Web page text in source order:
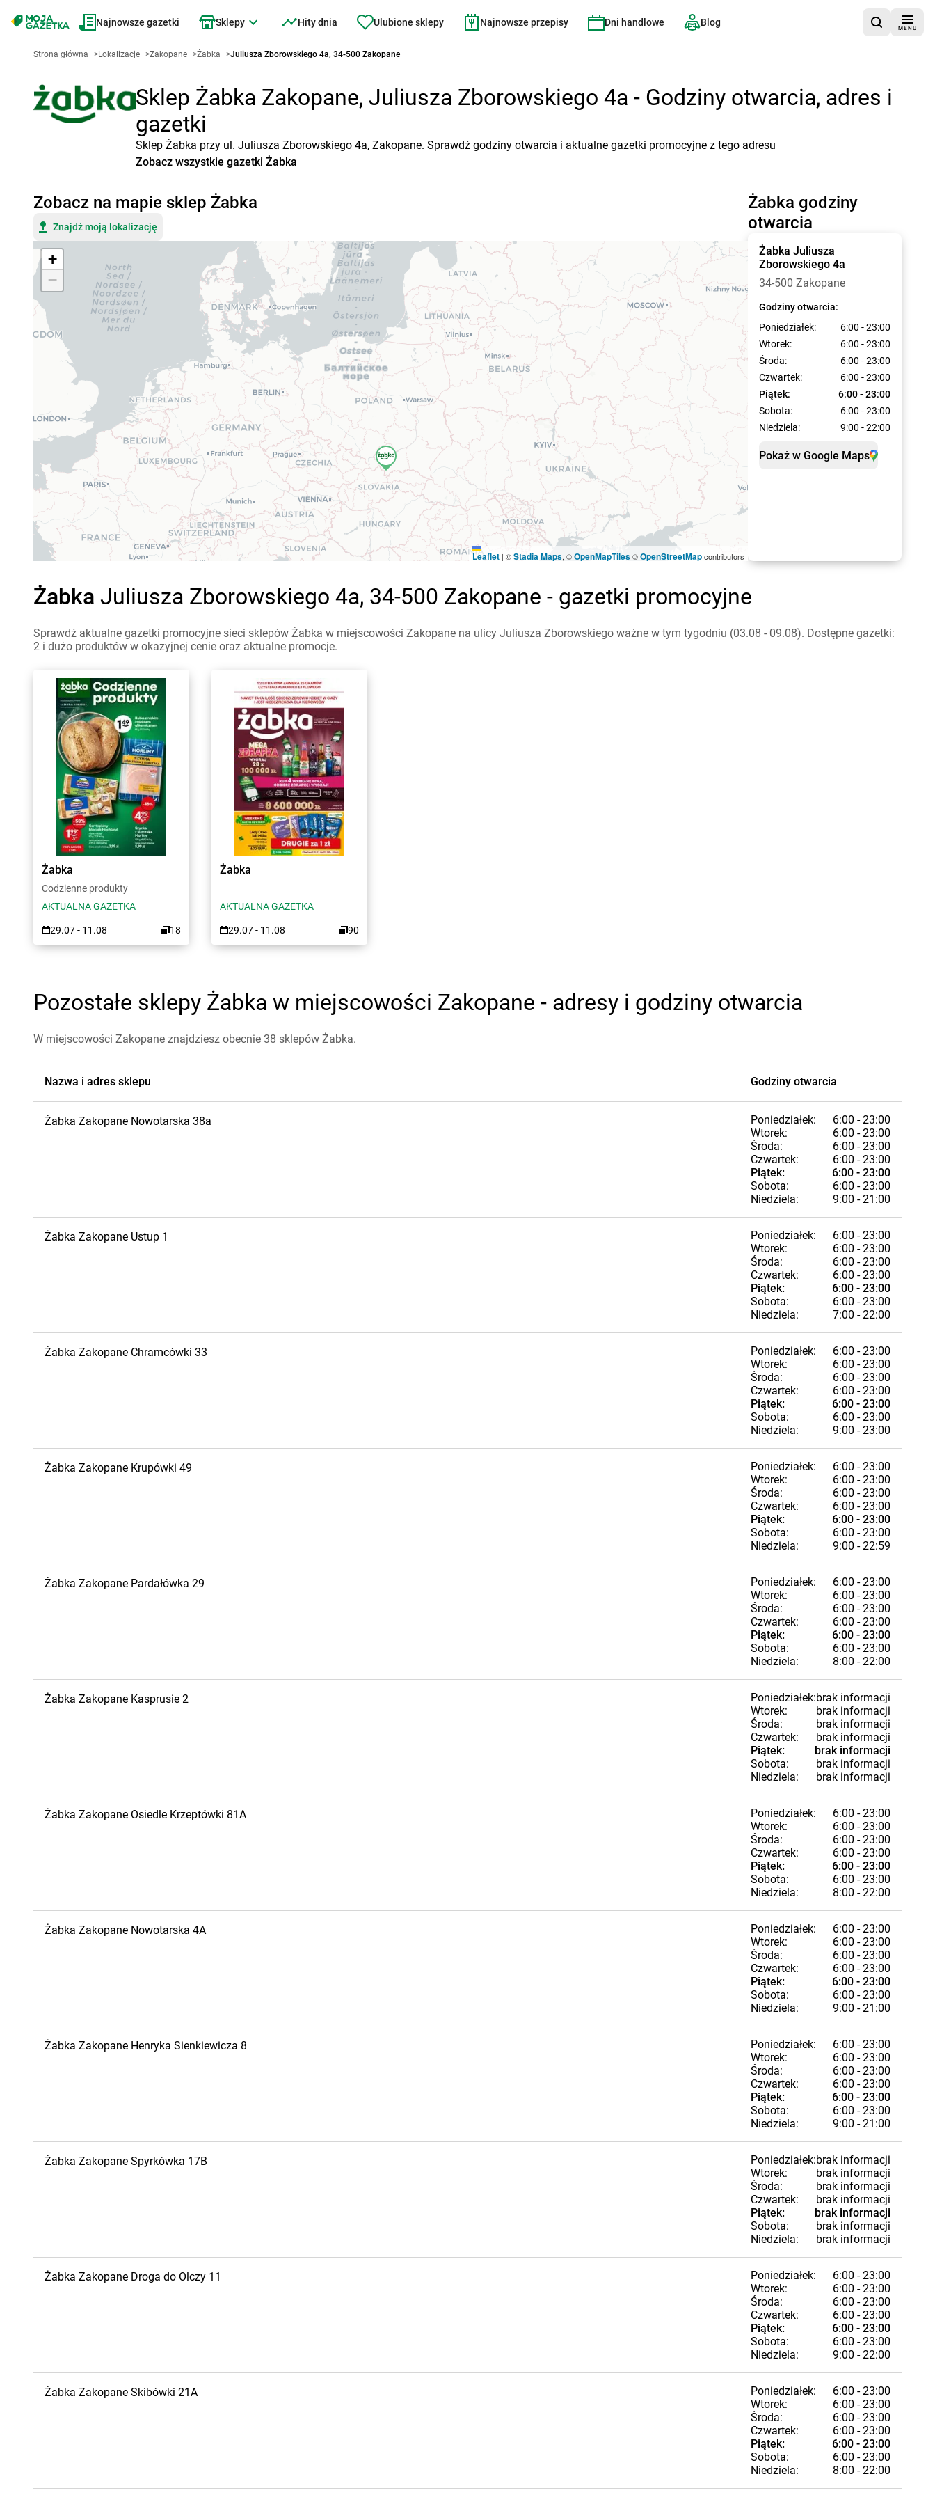
Najnowsze gazetki Sklepy Hity dnia Ulubione sklepy Najnowsze przepisy Dni handlowe Blog
MENU
Strona główna >Lokalizacje >Zakopane >Żabka >Juliusza Zborowskiego 4a, 34-500 Zakopane
Sklep Żabka Zakopane, Juliusza Zborowskiego 4a - Godziny otwarcia, adres i
gazetki
Sklep Żabka przy ul. Juliusza Zborowskiego 4a, Zakopane. Sprawdź godziny otwarcia i aktualne gazetki promocyjne z tego adresu
Zobacz wszystkie gazetki Żabka
Żabka godziny
otwarcia
Żabka Juliusza
Zborowskiego 4a
34-500 Zakopane
Godziny otwarcia:
Poniedziałek:
6:00 - 23:00
Wtorek:
6:00 - 23:00
Środa:
6:00 - 23:00
Czwartek:
6:00 - 23:00
Piątek:
6:00 - 23:00
Sobota:
6:00 - 23:00
Niedziela:
9:00 - 22:00
Pokaż w Google Maps
Zobacz na mapie sklep Żabka
Znajdź moją lokalizację
+
−
Leaflet | ©Stadia Maps, ©OpenMapTiles©OpenStreetMapcontributors
Żabka Juliusza Zborowskiego 4a, 34-500 Zakopane - gazetki promocyjne
Sprawdź aktualne gazetki promocyjne sieci sklepów Żabka w miejscowości Zakopane na ulicy Juliusza Zborowskiego ważne w tym tygodniu (03.08 - 09.08). Dostępne gazetki:
2 i dużo produktów w okazyjnej cenie oraz aktualne promocje.
Żabka
Codzienne produkty
AKTUALNA GAZETKA
29.07 - 11.08 18
Żabka
AKTUALNA GAZETKA
29.07 - 11.08 90
Pozostałe sklepy Żabka w miejscowości Zakopane - adresy i godziny otwarcia
W miejscowości Zakopane znajdziesz obecnie 38 sklepów Żabka.
Nazwa i adres sklepu Godziny otwarcia
Żabka Zakopane Nowotarska 38a Poniedziałek:
6:00 - 23:00
Wtorek:
6:00 - 23:00
Środa:
6:00 - 23:00
Czwartek:
6:00 - 23:00
Piątek:
6:00 - 23:00
Sobota:
6:00 - 23:00
Niedziela:
9:00 - 21:00
Żabka Zakopane Ustup 1 Poniedziałek:
6:00 - 23:00
Wtorek:
6:00 - 23:00
Środa:
6:00 - 23:00
Czwartek:
6:00 - 23:00
Piątek:
6:00 - 23:00
Sobota:
6:00 - 23:00
Niedziela:
7:00 - 22:00
Żabka Zakopane Chramcówki 33 Poniedziałek:
6:00 - 23:00
Wtorek:
6:00 - 23:00
Środa:
6:00 - 23:00
Czwartek:
6:00 - 23:00
Piątek:
6:00 - 23:00
Sobota:
6:00 - 23:00
Niedziela:
9:00 - 23:00
Żabka Zakopane Krupówki 49 Poniedziałek:
6:00 - 23:00
Wtorek:
6:00 - 23:00
Środa:
6:00 - 23:00
Czwartek:
6:00 - 23:00
Piątek:
6:00 - 23:00
Sobota:
6:00 - 23:00
Niedziela:
9:00 - 22:59
Żabka Zakopane Pardałówka 29 Poniedziałek:
6:00 - 23:00
Wtorek:
6:00 - 23:00
Środa:
6:00 - 23:00
Czwartek:
6:00 - 23:00
Piątek:
6:00 - 23:00
Sobota:
6:00 - 23:00
Niedziela:
8:00 - 22:00
Żabka Zakopane Kasprusie 2 Poniedziałek:brak informacji
Wtorek:
brak informacji
Środa:
brak informacji
Czwartek:
brak informacji
Piątek:
brak informacji
Sobota:
brak informacji
Niedziela:
brak informacji
Żabka Zakopane Osiedle Krzeptówki 81A Poniedziałek:
6:00 - 23:00
Wtorek:
6:00 - 23:00
Środa:
6:00 - 23:00
Czwartek:
6:00 - 23:00
Piątek:
6:00 - 23:00
Sobota:
6:00 - 23:00
Niedziela:
8:00 - 22:00
Żabka Zakopane Nowotarska 4A Poniedziałek:
6:00 - 23:00
Wtorek:
6:00 - 23:00
Środa:
6:00 - 23:00
Czwartek:
6:00 - 23:00
Piątek:
6:00 - 23:00
Sobota:
6:00 - 23:00
Niedziela:
9:00 - 21:00
Żabka Zakopane Henryka Sienkiewicza 8 Poniedziałek:
6:00 - 23:00
Wtorek:
6:00 - 23:00
Środa:
6:00 - 23:00
Czwartek:
6:00 - 23:00
Piątek:
6:00 - 23:00
Sobota:
6:00 - 23:00
Niedziela:
9:00 - 21:00
Żabka Zakopane Spyrkówka 17B Poniedziałek:brak informacji
Wtorek:
brak informacji
Środa:
brak informacji
Czwartek:
brak informacji
Piątek:
brak informacji
Sobota:
brak informacji
Niedziela:
brak informacji
Żabka Zakopane Droga do Olczy 11 Poniedziałek:
6:00 - 23:00
Wtorek:
6:00 - 23:00
Środa:
6:00 - 23:00
Czwartek:
6:00 - 23:00
Piątek:
6:00 - 23:00
Sobota:
6:00 - 23:00
Niedziela:
9:00 - 22:00
Żabka Zakopane Skibówki 21A Poniedziałek:
6:00 - 23:00
Wtorek:
6:00 - 23:00
Środa:
6:00 - 23:00
Czwartek:
6:00 - 23:00
Piątek:
6:00 - 23:00
Sobota:
6:00 - 23:00
Niedziela:
8:00 - 22:00